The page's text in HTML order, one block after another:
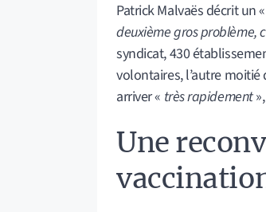
Patrick Malvaës décrit un
deuxième gros problème,
syndicat, 430
volontaires, l’autre
arriver « très rapidement
Une